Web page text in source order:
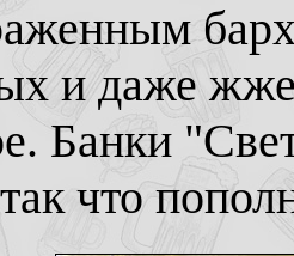
и даже
Банки
что